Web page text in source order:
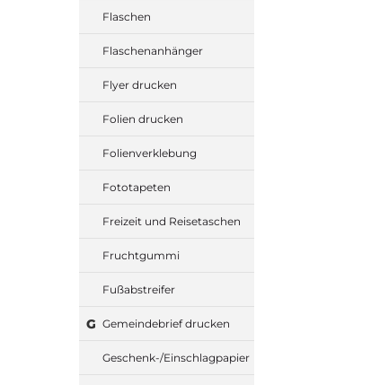
Flaschen
Flaschenanhänger
Flyer drucken
Folien drucken
Folienverklebung
Fototapeten
Freizeit und Reisetaschen
Fruchtgummi
Fußabstreifer
G Gemeindebrief drucken
Geschenk-/Einschlagpapier